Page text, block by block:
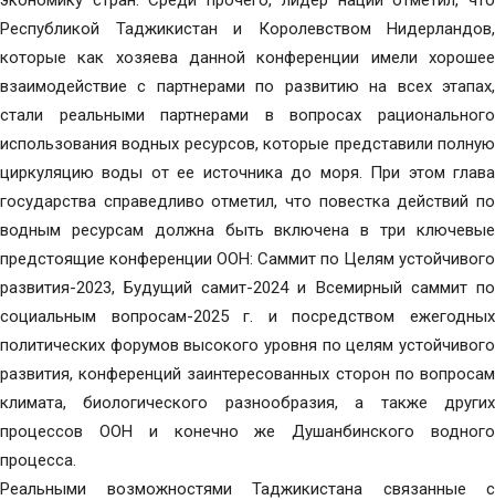
Республикой Таджикистан и Королевством Нидерландов,
которые как хозяева данной конференции имели хорошее
взаимодействие с партнерами по развитию на всех этапах,
стали реальными партнерами в вопросах рационального
использования водных ресурсов, которые представили полную
циркуляцию воды от ее источника до моря. При этом глава
государства справедливо отметил, что повестка действий по
водным ресурсам должна быть включена в три ключевые
предстоящие конференции ООН: Саммит по Целям устойчивого
развития-2023, Будущий самит-2024 и Всемирный саммит по
социальным вопросам-2025 г. и посредством ежегодных
политических форумов высокого уровня по целям устойчивого
развития, конференций заинтересованных сторон по вопросам
климата, биологического разнообразия, а также других
процессов ООН и конечно же Душанбинского водного
процесса.
Реальными возможностями Таджикистана связанные с